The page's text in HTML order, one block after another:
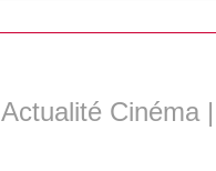
Actualité Cinéma |